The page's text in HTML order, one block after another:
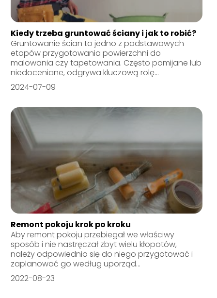
Kiedy trzeba gruntować ściany i jak to robić?
Gruntowanie ścian to jedno z podstawowych
etapów przygotowania powierzchni do
malowania czy tapetowania. Często pomijane lub
niedoceniane, odgrywa kluczową rolę...
2024-07-09
Remont pokoju krok po kroku
Aby remont pokoju przebiegał we właściwy
sposób i nie nastręczał zbyt wielu kłopotów,
należy odpowiednio się do niego przygotować i
zaplanować go według uporząd...
2022-08-23